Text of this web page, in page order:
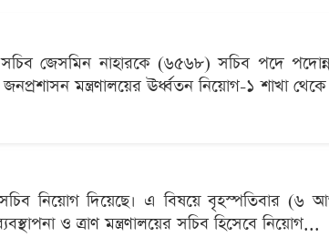
সচিব জেসমিন নাহারকে (৬৫৬৮) সচিব পদে
মন্ত্রণালয়ের ঊর্ধ্বতন নিয়োগ-১ শাখা
নিয়োগ দিয়েছে। এ বিষয়ে বৃহস্পতিবার (৬
ও ত্রাণ মন্ত্রণালয়ের সচিব হিসেবে নিয়োগ...